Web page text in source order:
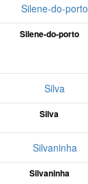
Silene-do-porto
Silva
Silvaninha